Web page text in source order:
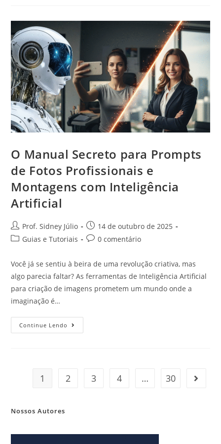
O Manual Secreto para Prompts
de Fotos Profissionais e
Montagens com Inteligência
Artificial
Prof. Sidney Júlio
14 de outubro de 2025
Guias e Tutoriais
0 comentário
Você já se sentiu à beira de uma revolução criativa, mas
algo parecia faltar? As ferramentas de Inteligência Artificial
para criação de imagens prometem um mundo onde a
imaginação é…
Continue Lendo
1 2 3 4 … 30
Nossos Autores